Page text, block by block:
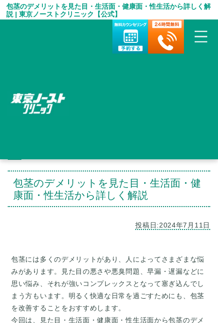
包茎のデメリットを見た目・生活面・健康面・性生活から詳しく解
説 | 東京ノーストクリニック【公式】
包茎のデメリットを見た目・生活面・健
康面・性生活から詳しく解説
包茎には多くのデメリットがあり、人によってさまざまな悩
みがあります。見た目の悪さや悪臭問題、早漏・遅漏などに
思い悩み、それが強いコンプレックスとなって塞ぎ込んでし
まう方もいます。明るく快適な日常を過ごすためにも、包茎
を改善することをおすすめします。
今回は、見た目・生活面・健康面・性生活面から包茎のデメ